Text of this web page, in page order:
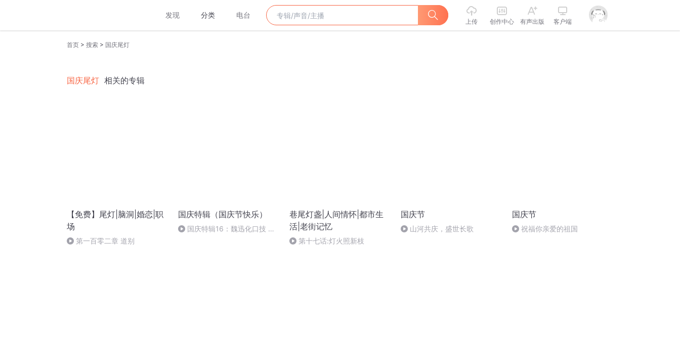
发现 分类 电台
上传 创作中心 有声出版 客户端
首页 > 搜索 > 国庆尾灯
国庆尾灯 相关的专辑
【免费】尾灯|脑洞|婚恋|职
场
第一百零二章 道别
国庆特辑（国庆节快乐）
国庆特辑16：魏迅化口技 二
巷尾灯盏|人间情怀|都市生
活|老街记忆
第十七话:灯火照新枝
国庆节
山河共庆，盛世长歌
国庆节
祝福你亲爱的祖国